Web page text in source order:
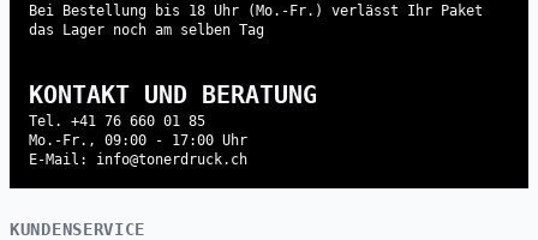
Bei Bestellung bis 18 Uhr (Mo.-Fr.) verlässt Ihr Paket
das Lager noch am selben Tag
KONTAKT UND BERATUNG
Tel. +41 76 660 01 85
Mo.-Fr., 09:00 - 17:00 Uhr
E-Mail: info@tonerdruck.ch
KUNDENSERVICE